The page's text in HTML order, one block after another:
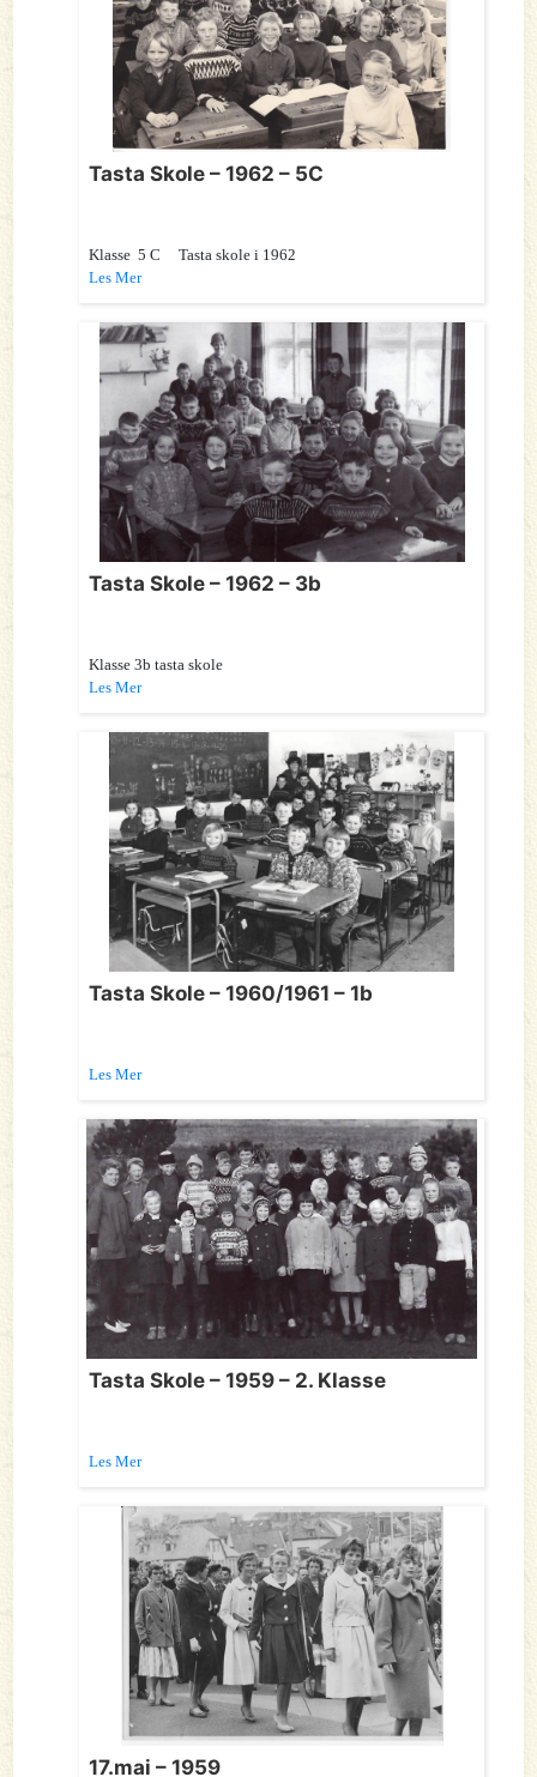
Tasta Skole – 1962 – 5C
Klasse 5 C Tasta skole i 1962
Les Mer
Tasta Skole – 1962 – 3b
Klasse 3b tasta skole
Les Mer
Tasta Skole – 1960/1961 – 1b
Les Mer
Tasta Skole – 1959 – 2. Klasse
Les Mer
17.mai – 1959